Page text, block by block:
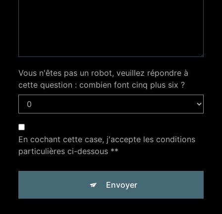
Vous n'êtes pas un robot, veuillez répondre à
cette question : combien font cinq plus six ?
En cochant cette case, j'accepte les conditions
particulières ci-dessous **
Envoyer